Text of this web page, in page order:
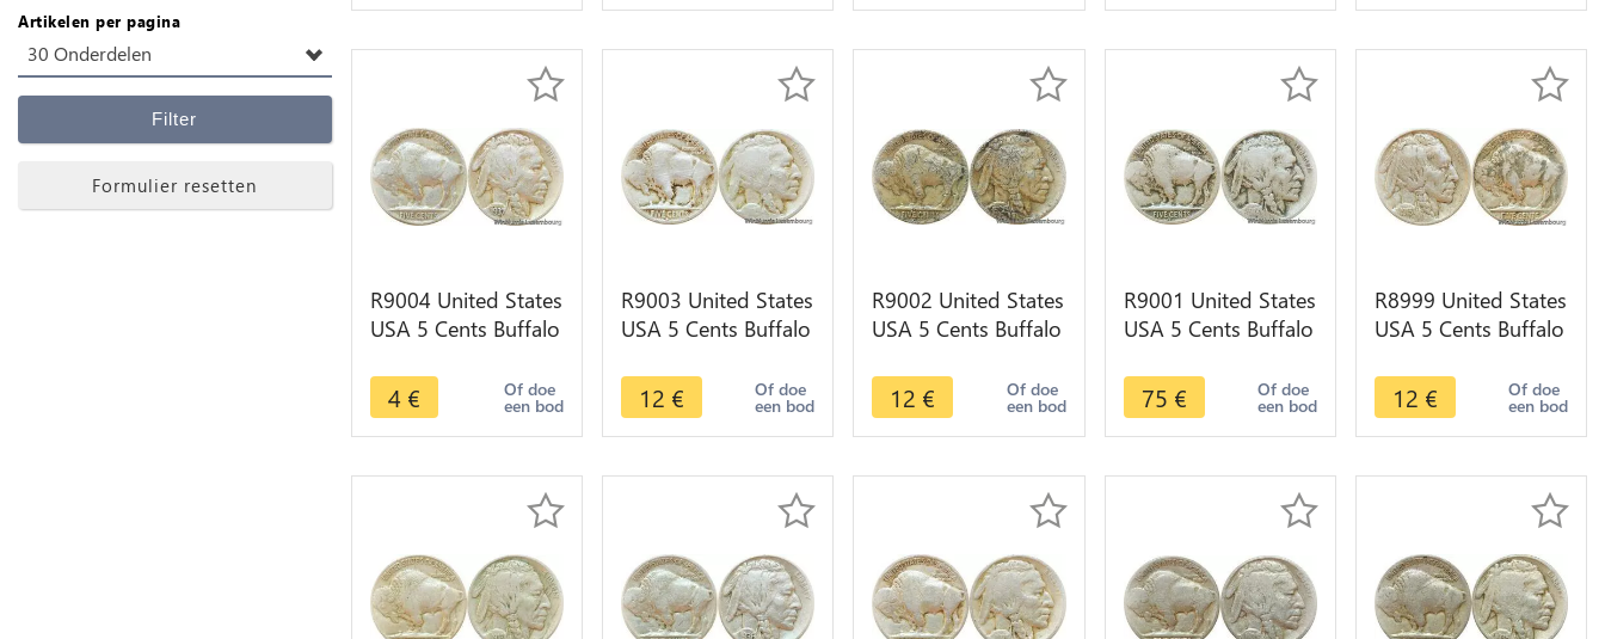
Artikelen per pagina
30 Onderdelen
Filter
Formulier resetten
R9004 United States
USA 5 Cents Buffalo
4 € Of doe
een bod
R9003 United States
USA 5 Cents Buffalo
offer
12 € Of doe
een bod
R9002 United States
USA 5 Cents Buffalo
Make offer
12 € Of doe
een bod
R9001 United States
USA 5 Cents Buffalo
Make offer
75 € Of doe
een bod
R8999 United States
USA 5 Cents Buffalo
12 € Of doe
een bod